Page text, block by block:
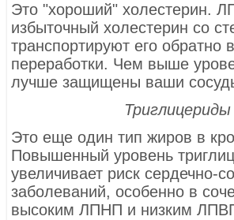
Это "хороший" холестерин.
избыточный холестерин со
транспортируют его обратно
переработки. Чем выше
лучше защищены ваши
Триглицериды
Это еще один тип жиров в
Повышенный уровень
увеличивает риск сердечно-
заболеваний, особенно в
высоким ЛПНП и низким